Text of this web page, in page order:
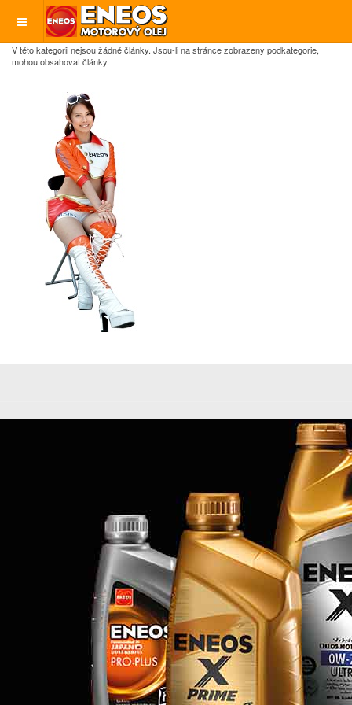
V této kategorii nejsou žádné články. Jsou-li na stránce zobrazeny podkategorie,
mohou obsahovat články.